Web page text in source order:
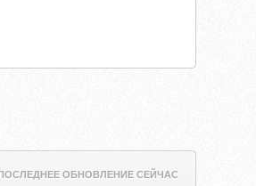
ОБНОВЛЕНИЕ СЕЙЧАС